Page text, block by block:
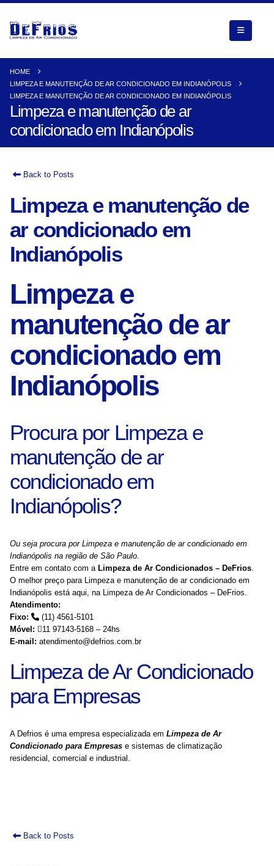
HOME
LIMPEZA E MANUTENÇÃO DE AR CONDICIONADO EM INDIANÓPOLIS
LIMPEZA E MANUTENÇÃO DE AR CONDICIONADO EM INDIANÓPOLIS
Limpeza e manutenção de ar
condicionado em Indianópolis
Back to Posts
Limpeza e manutenção de
ar condicionado em
Indianópolis
Limpeza e
manutenção de ar
condicionado em
Indianópolis
Procura por Limpeza e
manutenção de ar
condicionado em
Indianópolis?
Ou seja procura por Limpeza e manutenção de ar condicionado em
Indianópolis na região de São Paulo.
Entre em contato com a Limpeza de Ar Condicionados – DeFrios.
O melhor preço para Limpeza e manutenção de ar condicionado em
Indianópolis está aqui, na Limpeza de Ar Condicionados – DeFrios.
Atendimento:
Fixo:
(11) 4561-5101
Móvel:
11 97143-5168 – 24hs
E-mail: atendimento@defrios.com.br
Limpeza de Ar Condicionado
para Empresas
A Defrios é uma empresa especializada em Limpeza de Ar
Condicionado para Empresas e sistemas de climatização
residencial, comercial e industrial.
Back to Posts